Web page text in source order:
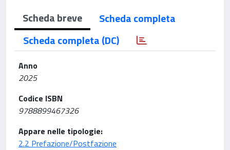
Scheda breve
Scheda completa
Scheda completa (DC)
Anno
2025
Codice ISBN
9788899467326
Appare nelle tipologie:
2.2 Prefazione/Postfazione